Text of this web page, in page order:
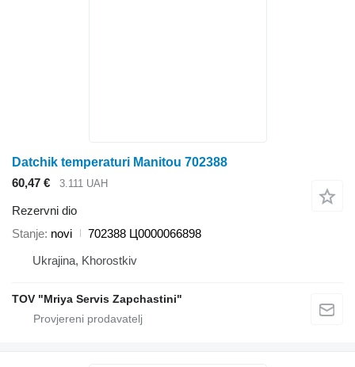
Datchik temperaturi Manitou 702388
60,47 €
3.111 UAH
Rezervni dio
Stanje novi
702388 Ц0000066898
Ukrajina, Khorostkiv
TOV "Mriya Servis Zapchastini"